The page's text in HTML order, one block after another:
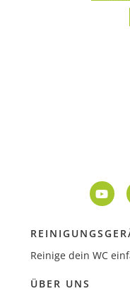
Reinige dein WC
ÜBER UNS